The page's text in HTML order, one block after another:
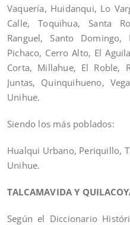
Vaquería, Huidanqui, Lo
Calle, Toquihua, Santa
Ranguel, Santo Domingo,
Pichaco, Cerro Alto, El
Corta, Millahue, El Roble,
Juntas, Quinquihueno,
Unihue.
Siendo los más poblados:
Hualqui Urbano, Periquillo,
Unihue.
TALCAMAVIDA Y
Según el Diccionario